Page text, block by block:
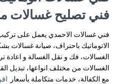
فني تصليح غسالات
فني غسالات الاحمدي يعمل على تركيب
الاتوماتيك باحتراف، صيانة
الغسالات، فك و نقل الغسالة و اعادة
الغسالات من مختلف انواعها، تبديل
مع الكفالة، خدمات متكاملة بأسعار